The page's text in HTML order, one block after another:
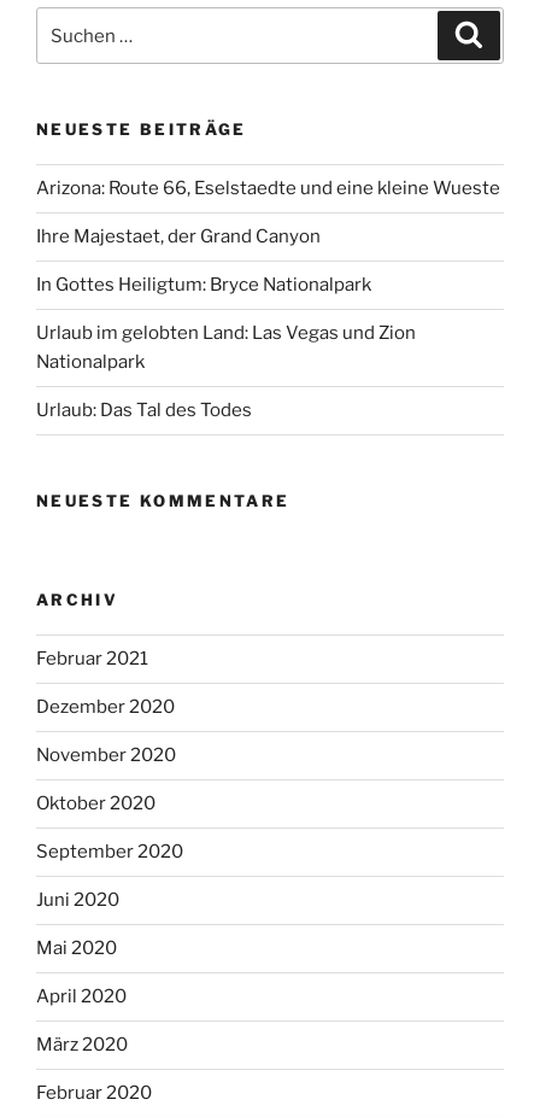
nach:
NEUESTE BEITRÄGE
Arizona: Route 66, Eselstaedte und eine kleine Wueste
Ihre Majestaet, der Grand Canyon
In Gottes Heiligtum: Bryce Nationalpark
Urlaub im gelobten Land: Las Vegas und Zion
Nationalpark
Urlaub: Das Tal des Todes
NEUESTE KOMMENTARE
ARCHIV
Februar 2021
Dezember 2020
November 2020
Oktober 2020
September 2020
Juni 2020
Mai 2020
April 2020
März 2020
Februar 2020